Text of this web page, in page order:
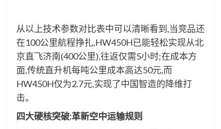
从以上技术参数对比表中可以清晰看到,当竞品还
在100公里航程挣扎,HW450H已能轻松实现从北
京直飞济南(400公里),往返仅需5小时;在成本方
面,传统直升机每吨公里成本高达50元,而
HW450H仅为2.7元,实现了中国智造的降维打
击。
四大硬核突破:革新空中运输规则